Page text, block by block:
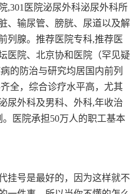
,301医院泌尿外科泌尿外科所
、输尿管、膀胱、尿道以及解
列腺。推荐医院专科,推荐医
医院、北京协和医院（罕见疑
的防治与研究均居国内前列
全，综合诊疗水平高，尤其
尿外科及男科、外科,年收治
医院承担50万人的职工基本
挂号是最好的，因为这样就不